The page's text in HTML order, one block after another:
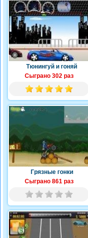
Тюнингуй и гоняй
Сыграно 302 раз
Грязные гонки
Сыграно 861 раз